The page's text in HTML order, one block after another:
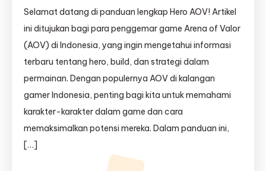
Selamat datang di panduan lengkap Hero AOV! Artikel
ini ditujukan bagi para penggemar game Arena of Valor
(AOV) di Indonesia, yang ingin mengetahui informasi
terbaru tentang hero, build, dan strategi dalam
permainan. Dengan populernya AOV di kalangan
gamer Indonesia, penting bagi kita untuk memahami
karakter-karakter dalam game dan cara
memaksimalkan potensi mereka. Dalam panduan ini,
[…]